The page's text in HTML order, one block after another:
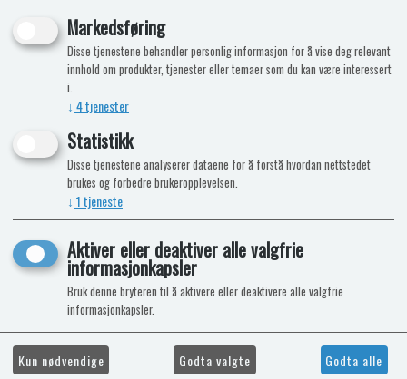
Markedsføring
Disse tjenestene behandler personlig informasjon for å vise deg relevant
innhold om produkter, tjenester eller temaer som du kan være interessert
i.
↓ 4tjenester
Statistikk
Disse tjenestene analyserer dataene for å forstå hvordan nettstedet
brukes og forbedre brukeropplevelsen.
↓ 1tjeneste
Aktiver eller deaktiver alle valgfrie
informasjonkapsler
Bruk denne bryteren til å aktivere eller deaktivere alle valgfrie
informasjonkapsler.
Kun nødvendige Godta valgte Godta alle